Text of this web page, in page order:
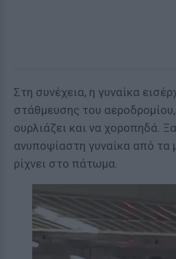
Στη συνέχεια, η γυναίκα
στάθμευσης του
ουρλιάζει και να χοροπηδά.
ανυποψίαστη γυναίκα από τα
ρίχνει στο πάτωμα.